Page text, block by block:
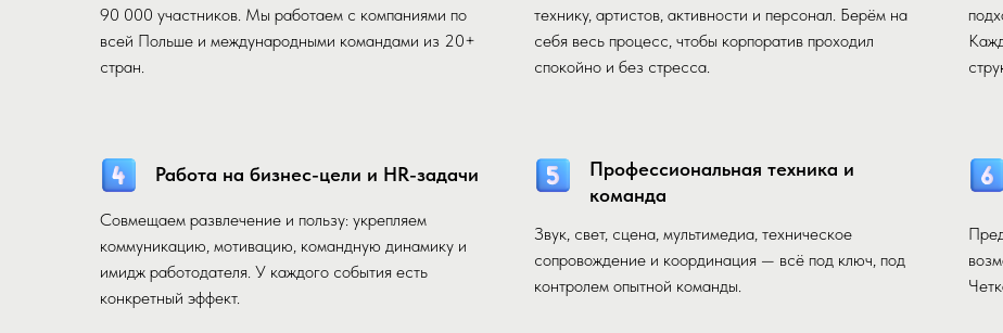
90 000 участников. Мы работаем с компаниями по
всей Польше и международными командами из 20+
стран.
технику, артистов, активности и персонал. Берём на
себя весь процесс, чтобы корпоратив проходил
спокойно и без стресса.
Работа на бизнес-цели и HR-задачи
Совмещаем развлечение и пользу: укрепляем
коммуникацию, мотивацию, командную динамику и
имидж работодателя. У каждого события есть
конкретный эффект.
Профессиональная техника и
команда
Звук, свет, сцена, мультимедиа, техническое
сопровождение и координация — всё под ключ, под
контролем опытной команды.